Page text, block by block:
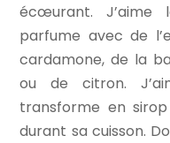
écœurant. J’aime
parfume avec de
cardamone, de la
ou de citron.
transforme en
durant sa cuisson.